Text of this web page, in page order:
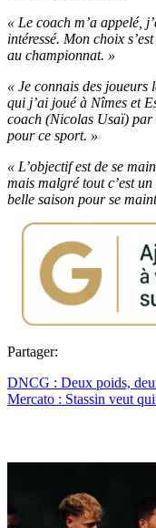
« Le coach m’a appelé,
intéressé. Mon choix
au championnat. »
« Je connais des
qui j’ai joué à Nîmes et
coach (Nicolas Usaï) par
pour ce sport. »
« L’objectif est de se
mais malgré tout c’est
belle saison pour se
Partager:
DNCG : Deux poids,
Mercato : Stassin veut